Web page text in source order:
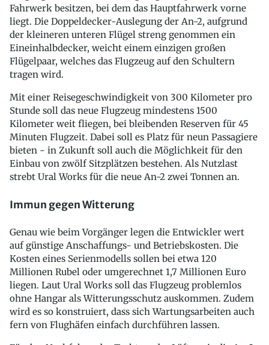
Fahrwerk besitzen, bei dem das Hauptfahrwerk vorne
liegt. Die Doppeldecker-Auslegung der An-2, aufgrund
der kleineren unteren Flügel streng genommen ein
Eineinhalbdecker, weicht einem einzigen großen
Flügelpaar, welches das Flugzeug auf den Schultern
tragen wird.
Mit einer Reisegeschwindigkeit von 300 Kilometer pro
Stunde soll das neue Flugzeug mindestens 1500
Kilometer weit fliegen, bei bleibenden Reserven für 45
Minuten Flugzeit. Dabei soll es Platz für neun Passagiere
bieten - in Zukunft soll auch die Möglichkeit für den
Einbau von zwölf Sitzplätzen bestehen. Als Nutzlast
strebt Ural Works für die neue An-2 zwei Tonnen an.
Immun gegen Witterung
Genau wie beim Vorgänger legen die Entwickler wert
auf günstige Anschaffungs- und Betriebskosten. Die
Kosten eines Serienmodells sollen bei etwa 120
Millionen Rubel oder umgerechnet 1,7 Millionen Euro
liegen. Laut Ural Works soll das Flugzeug problemlos
ohne Hangar als Witterungsschutz auskommen. Zudem
wird es so konstruiert, dass sich Wartungsarbeiten auch
fern von Flughäfen einfach durchführen lassen.